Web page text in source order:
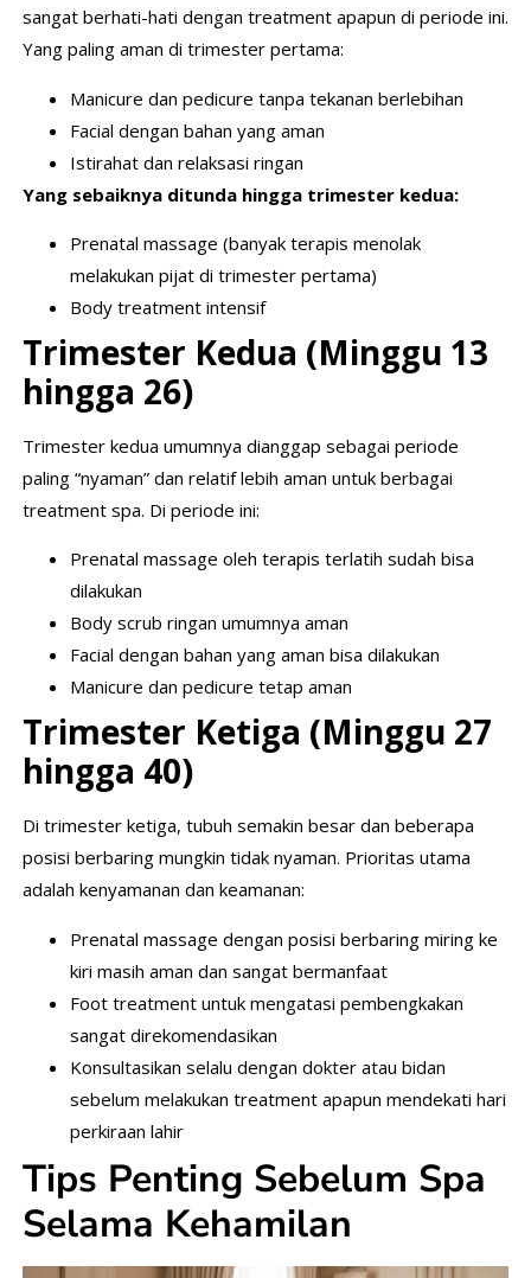
sangat berhati-hati dengan treatment apapun di periode ini.
Yang paling aman di trimester pertama:
Manicure dan pedicure tanpa tekanan berlebihan
Facial dengan bahan yang aman
Istirahat dan relaksasi ringan
Yang sebaiknya ditunda hingga trimester kedua:
Prenatal massage (banyak terapis menolak
melakukan pijat di trimester pertama)
Body treatment intensif
Trimester Kedua (Minggu 13
hingga 26)
Trimester kedua umumnya dianggap sebagai periode
paling “nyaman” dan relatif lebih aman untuk berbagai
treatment spa. Di periode ini:
Prenatal massage oleh terapis terlatih sudah bisa
dilakukan
Body scrub ringan umumnya aman
Facial dengan bahan yang aman bisa dilakukan
Manicure dan pedicure tetap aman
Trimester Ketiga (Minggu 27
hingga 40)
Di trimester ketiga, tubuh semakin besar dan beberapa
posisi berbaring mungkin tidak nyaman. Prioritas utama
adalah kenyamanan dan keamanan:
Prenatal massage dengan posisi berbaring miring ke
kiri masih aman dan sangat bermanfaat
Foot treatment untuk mengatasi pembengkakan
sangat direkomendasikan
Konsultasikan selalu dengan dokter atau bidan
sebelum melakukan treatment apapun mendekati hari
perkiraan lahir
Tips Penting Sebelum Spa
Selama Kehamilan